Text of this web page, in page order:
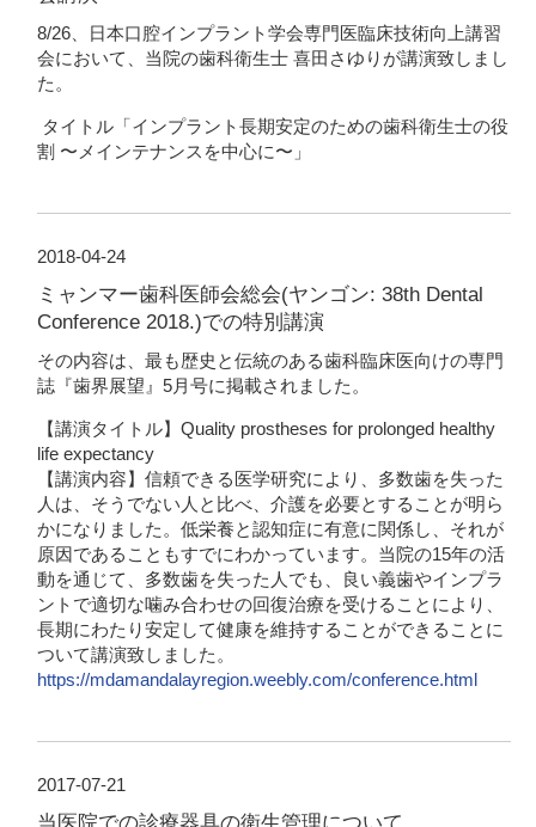
8/26、日本口腔インプラント学会専門医臨床技術向上講習
会において、当院の歯科衛生士 喜田さゆりが講演致しまし
た。
タイトル「インプラント長期安定のための歯科衛生士の役
割 〜メインテナンスを中心に〜」
2018-04-24
ミャンマー歯科医師会総会(ヤンゴン: 38th Dental
Conference 2018.)での特別講演
その内容は、最も歴史と伝統のある歯科臨床医向けの専門
誌『歯界展望』5月号に掲載されました。
【講演タイトル】Quality prostheses for prolonged healthy
life expectancy
【講演内容】信頼できる医学研究により、多数歯を失った
人は、そうでない人と比べ、介護を必要とすることが明ら
かになりました。低栄養と認知症に有意に関係し、それが
原因であることもすでにわかっています。当院の15年の活
動を通じて、多数歯を失った人でも、良い義歯やインプラ
ントで適切な噛み合わせの回復治療を受けることにより、
長期にわたり安定して健康を維持することができることに
ついて講演致しました。
https://mdamandalayregion.weebly.com/conference.html
2017-07-21
当医院での診療器具の衛生管理について